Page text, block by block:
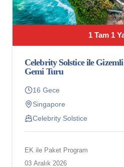
1 Tam 1
Celebrity Solstice ile
Gemi Turu
16 Gece
Singapore
Celebrity Solstice
EK ile Paket Program
03 Aralık 2026